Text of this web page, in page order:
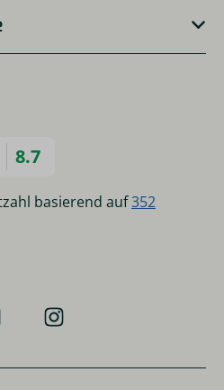
8.7
basierend auf352